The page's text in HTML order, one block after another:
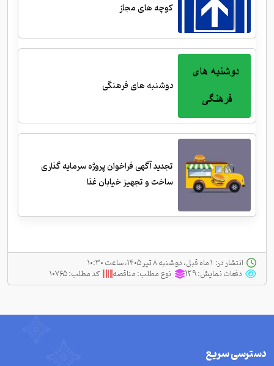
کوچه های مجاز
دوشنبه های فرهنگی
تجدید آگهی فراخوان پروژه سرمایه گذاری
ساخت و تجهیز خیابان غذا
انتشار در:
دفعات نمایش:129 نوع مطلب:مناقصه کد مطلب:۱۰۷۶۵
دسترسی سریع